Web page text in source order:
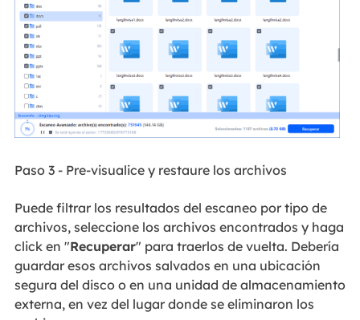
Paso 3 - Pre-visualice y restaure los archivos
Puede filtrar los resultados del escaneo por tipo de
archivos, seleccione los archivos encontrados y haga
click en "Recuperar" para traerlos de vuelta. Debería
guardar esos archivos salvados en una ubicación
segura del disco o en una unidad de almacenamiento
externa, en vez del lugar donde se eliminaron los